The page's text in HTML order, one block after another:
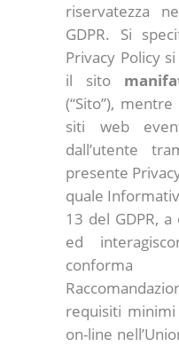
riservatezza
GDPR. Si
Privacy Policy
il sito
(“Sito”),
siti web
dall’utente
presente
quale
13 del GDPR,
ed
requisiti
on-line